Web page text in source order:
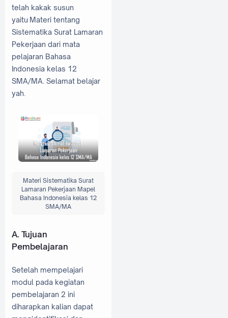
telah kakak susun
yaitu Materi tentang
Sistematika Surat Lamaran
Pekerjaan dari mata
pelajaran Bahasa
Indonesia kelas 12
SMA/MA. Selamat belajar
yah.
Materi Sistematika Surat
Lamaran Pekerjaan Mapel
Bahasa Indonesia kelas 12
SMA/MA
A. Tujuan
Pembelajaran
Setelah mempelajari
modul pada kegiatan
pembelajaran 2 ini
diharapkan kalian dapat